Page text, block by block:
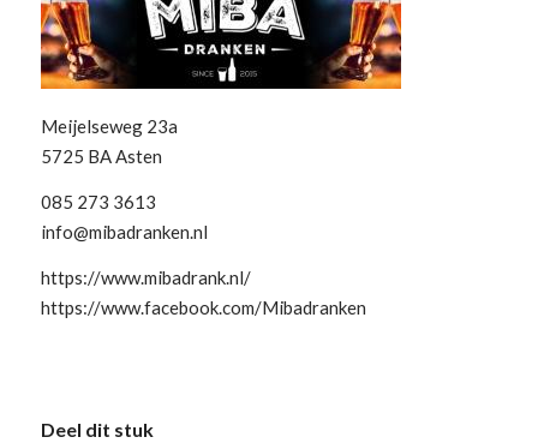
Meijelseweg 23a
5725 BA Asten
085 273 3613
info@mibadranken.nl
https://www.mibadrank.nl/
https://www.facebook.com/Mibadranken
Deel dit stuk